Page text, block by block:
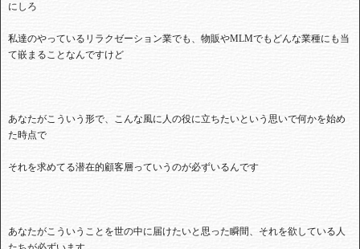
にしろ
私達のやっているリラクゼーション業でも、物販やMLMでもどんな業種にも当
て嵌まることなんですけど
あなたがこういう形で、こんな風に人の役に立ちたいという思いで何かを始め
た時点で
それを求めてる潜在的顧客層っていうのが必ずいるんです
あなたがこういうことを世の中に届けたいと思った瞬間、それを欲している人